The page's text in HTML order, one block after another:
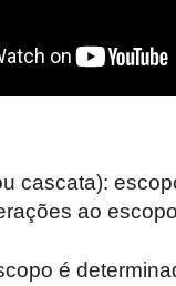
cascata):
ao
é